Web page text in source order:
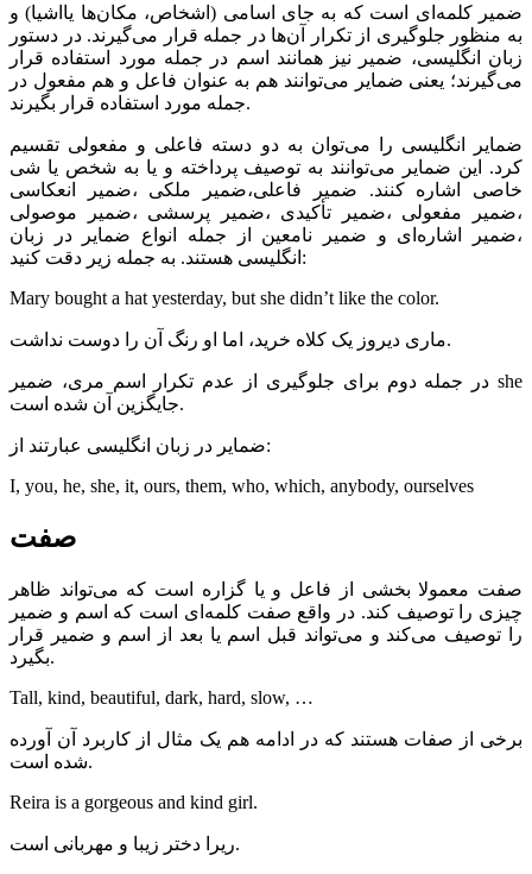
ضمیر کلمه‌ای است که به جای اسامی (اشخاص، مکان‌ها یا‌اشیا) و
به منظور جلوگیری از تکرار آن‌ها در جمله قرار می‌گیرند. در دستور
زبان انگلیسی، ضمیر نیز همانند اسم در جمله مورد استفاده قرار
می‌گیرند؛ یعنی ضمایر می‌توانند هم به عنوان فاعل و هم مفعول در
جمله مورد استفاده قرار بگیرند.
ضمایر انگلیسی را می‌توان به دو دسته فاعلی و مفعولی تقسیم
کرد. این ضمایر می‌توانند به توصیف پرداخته و یا به شخص یا شی
خاصی اشاره کنند. ضمیر فاعلی،ضمیر ملکی ،ضمیر انعکاسی
،ضمیر مفعولی ،ضمیر تأکیدی ،ضمیر پرسشی ،ضمیر موصولی
،ضمیر اشاره‌ای و ضمیر نامعین از جمله انواع ضمایر در زبان
انگلیسی هستند. به جمله زیر دقت کنید:
Mary bought a hat yesterday, but she didn’t like the color.
ماری دیروز یک کلاه خرید، اما او رنگ آن را دوست نداشت.
در جمله دوم برای جلوگیری از عدم تکرار اسم مری، ضمیر she
جایگزین آن شده است.
ضمایر در زبان انگلیسی عبارتند از:
I, you, he, she, it, ours, them, who, which, anybody, ourselves
صفت
صفت معمولا بخشی از فاعل و یا گزاره است که می‌تواند ظاهر
چیزی را توصیف کند. در واقع صفت کلمه‌ای است که اسم و ضمیر
را توصیف می‌کند و می‌تواند قبل اسم یا بعد از اسم و ضمیر قرار
بگیرد.
Tall, kind, beautiful, dark, hard, slow, …
برخی از صفات هستند که در ادامه هم یک مثال از کاربرد آن آورده
شده است.
Reira is a gorgeous and kind girl.
ریرا دختر زیبا و مهربانی است.